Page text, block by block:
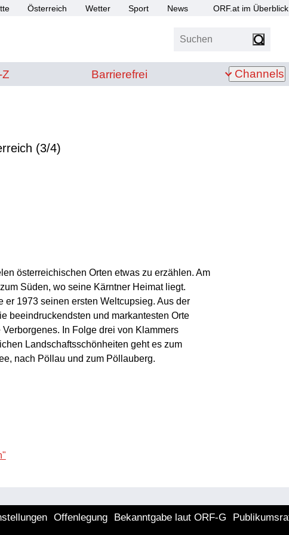
Österreich Wetter Sport News ORF.at im Überblick
Suchen
A bis Z Barrierefrei
Barrierefrei Channels
(3/4)
österreichischen Orten etwas zu erzählen. Am
Süden, wo seine Kärntner Heimat liegt.
1973 seinen ersten Weltcupsieg. Aus der
beeindruckendsten und markantesten Orte
In Folge drei von Klammers
Landschaftsschönheiten geht es zum
nach Pöllau und zum Pöllauberg.
Offenlegung Bekanntgabe laut ORF-G